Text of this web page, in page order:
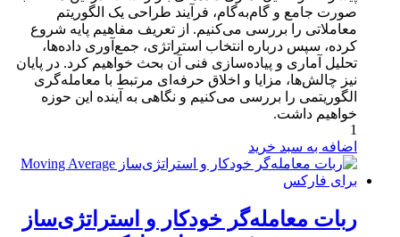
صورت جامع و گام‌به‌گام، فرآیند طراحی یک الگوریتم
معاملاتی را بررسی می‌کنیم. از تعریف مفاهیم پایه شروع
کرده، سپس درباره انتخاب استراتژی، جمع‌آوری داده‌ها،
تحلیل آماری و پیاده‌سازی فنی آن بحث خواهیم کرد. در پایان
نیز چالش‌ها، مزایا و اخلاق حرفه‌ای مرتبط با معامله‌گری
الگوریتمی را بررسی می‌کنیم و نگاهی به آینده این حوزه
خواهیم داشت.
1
اضافه به سبد خرید
ربات معامله‌گر خودکار و استراتژی‌ساز